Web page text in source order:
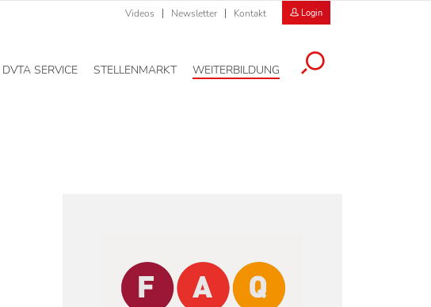
Videos Newsletter Kontakt Login
DVTA SERVICE STELLENMARKT WEITERBILDUNG